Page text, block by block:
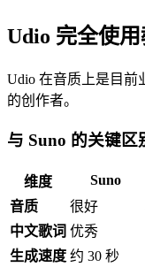
Udio 完全使
Udio 在音质上是目前
的创作者。
与 Suno 的关键区
维度 Suno
音质
很好
中文歌词 优秀
生成速度 约 30 秒